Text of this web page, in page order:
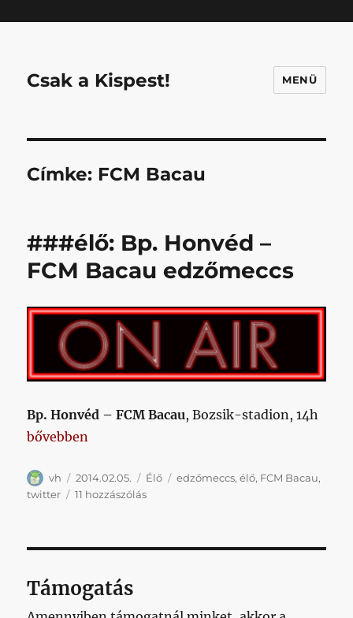
Csak a Kispest! MENÜ
Címke: FCM Bacau
###élő: Bp. Honvéd –
FCM Bacau edzőmeccs
Bp. Honvéd – FCM Bacau, Bozsik-stadion, 14h
„###élő: Bp. Honvéd – FCM Bacau edzőmeccs”
bővebben
Szerző
vh Közzétéve
2014.02.05. Kategória
Élő Címke
edzőmeccs,élő, FCM Bacau,
twitter
11 hozzászólás###élő:
Támogatás